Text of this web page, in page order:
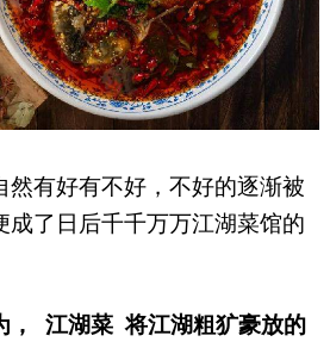
然有好有不好，不好的逐渐被
成了日后千千万万江湖菜馆的
， 江湖菜将江湖粗犷豪放的